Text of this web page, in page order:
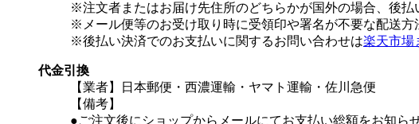
※注文者またはお届け先住所のどちらかが国外の場合、後払
※メール便等のお受け取り時に受領印や署名が不要な配送
※後払い決済でのお支払いに関するお問い合わせは楽天市場
代金引換
【業者】日本郵便・西濃運輸・ヤマト運輸・佐川急便
【備考】
●ご注文後にショップからメールにてお支払い総額をお知ら